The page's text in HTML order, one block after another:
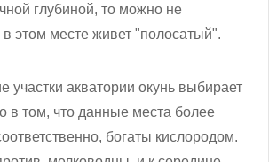
глубиной, то можно не
в этом месте живет "полосатый".
участки акватории окунь выбирает
в том, что данные места более
богаты кислородом.